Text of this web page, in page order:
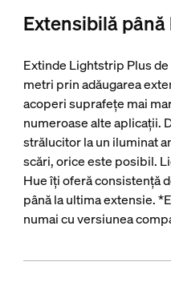
Extensibilă până
Extinde Lightstrip Plus
metri prin adăugarea
acoperi suprafețe mai
numeroase alte aplicații.
strălucitor la un iluminat
scări, orice este posibil.
Hue îți oferă consistență
până la ultima extensie.
numai cu versiunea